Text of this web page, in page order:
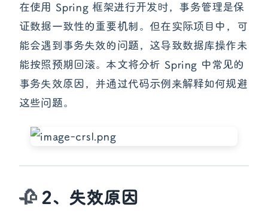
在使用 Spring 框架进行开发时，事务管理是保
证数据一致性的重要机制。但在实际项目中，可
能会遇到事务失效的问题，这导致数据库操作未
能按照预期回滚。本文将分析 Spring 中常见的
事务失效原因，并通过代码示例来解释如何规避
这些问题。
2、失效原因